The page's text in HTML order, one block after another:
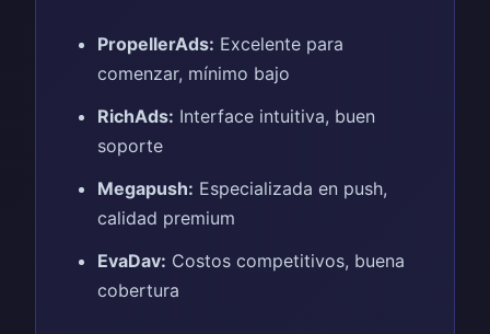
PropellerAds: Excelente para
comenzar, mínimo bajo
RichAds: Interface intuitiva, buen
soporte
Megapush: Especializada en push,
calidad premium
EvaDav: Costos competitivos, buena
cobertura